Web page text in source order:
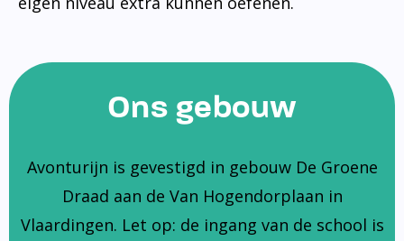
Ons gebouw
Avonturijn is gevestigd in gebouw De Groene
Draad aan de Van Hogendorplaan in
Vlaardingen. Let op: de ingang van de school is